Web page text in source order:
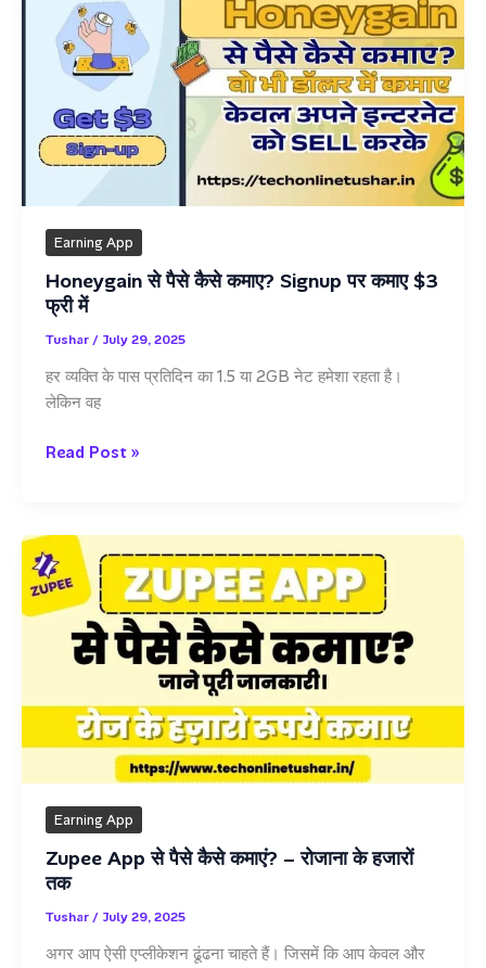
कौन
सा
2025
में
–
बेस्ट
ऐप
Earning App
Honeygain से पैसे कैसे कमाए? Signup पर कमाए $3
फ्री में
Tushar / July 29, 2025
हर व्यक्ति के पास प्रतिदिन का 1.5 या 2GB नेट हमेशा रहता है।
लेकिन वह
Honeygain
कैसे
कमाए?
Signup
पर
कमाए
में
Read Post »
Earning App
Zupee App से पैसे कैसे कमाएं? – रोजाना के हजारों
तक
Tushar / July 29, 2025
अगर आप ऐसी एप्लीकेशन ढूंढना चाहते हैं। जिसमें कि आप केवल और